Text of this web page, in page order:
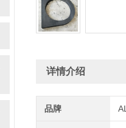
详情介绍
品牌